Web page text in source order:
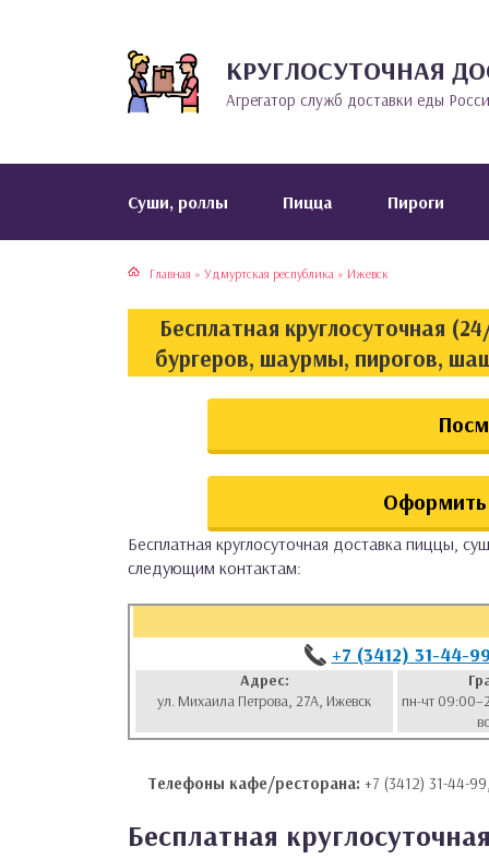
КРУГЛОСУТОЧНАЯ
Агрегатор служб доставки еды
Cуши, роллы Пицца Пироги
Главная » Удмуртская республика » Ижевск
Бесплатная круглосуточная
бургеров, шаурмы, пирогов,
Оформить
Бесплатная круглосуточная доставка пиццы,
следующим контактам:
+7 (3412) 31-44-
Адрес:
ул. Михаила Петрова, 27А, Ижевск
пн-чт
Телефоны кафе/ресторана: +7 (3412) 31-44-
Бесплатная
кухня